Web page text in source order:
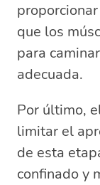
que los
para
adecuada.
Por último,
limitar el
de esta
confinado y